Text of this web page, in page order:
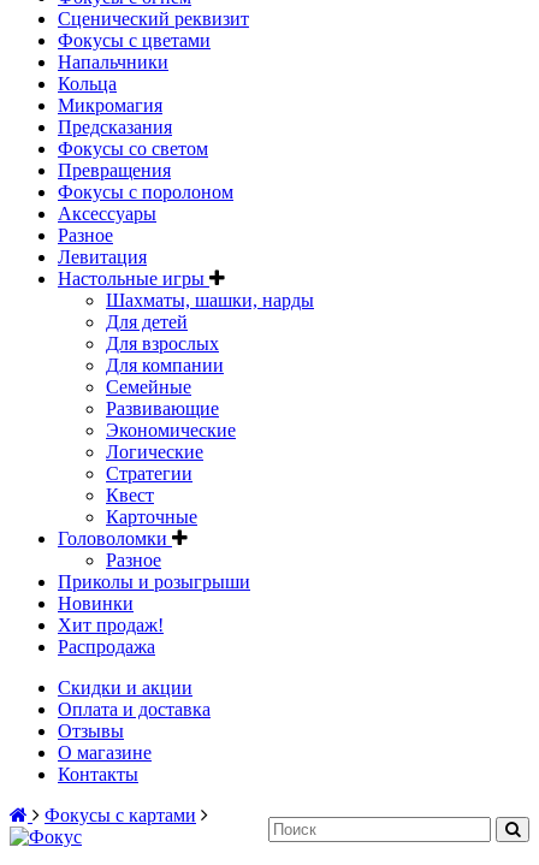
Сценический реквизит
Фокусы с цветами
Напальчники
Кольца
Микромагия
Предсказания
Фокусы со светом
Превращения
Фокусы с поролоном
Аксессуары
Разное
Левитация
Настольные игры
Шахматы, шашки, нарды
Для детей
Для взрослых
Для компании
Семейные
Развивающие
Экономические
Логические
Стратегии
Квест
Карточные
Головоломки
Разное
Приколы и розыгрыши
Новинки
Хит продаж!
Распродажа
Скидки и акции
Оплата и доставка
Отзывы
О магазине
Контакты
Фокусы с картами